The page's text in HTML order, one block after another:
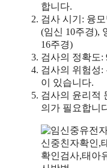
합니다.
검사 시기: 융
(임신 10주경),
16주경)
검사의 정확도:
검사의 위험성:
이 있습니다.
검사의 윤리적
의가 필요합니